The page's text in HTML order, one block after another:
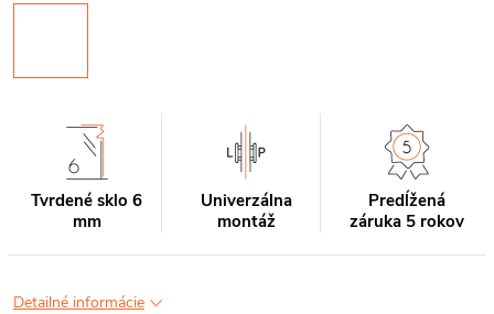
Tvrdené sklo 6
mm
Univerzálna
montáž
Predĺžená
záruka 5 rokov
Detailné informácie